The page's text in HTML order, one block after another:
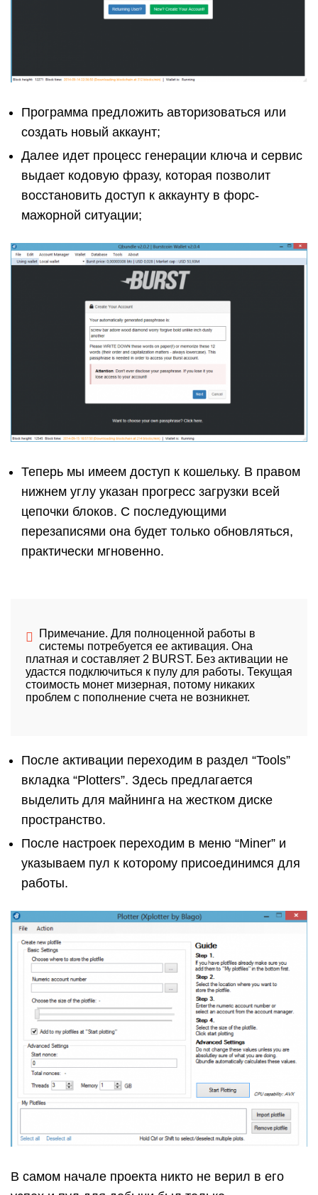
Программа предложить авторизоваться или
создать новый аккаунт;
Далее идет процесс генерации ключа и сервис
выдает кодовую фразу, которая позволит
восстановить доступ к аккаунту в форс-
мажорной ситуации;
Теперь мы имеем доступ к кошельку. В правом
нижнем углу указан прогресс загрузки всей
цепочки блоков. С последующими
перезаписями она будет только обновляться,
практически мгновенно.
Примечание. Для полноценной работы в
системы потребуется ее активация. Она
платная и составляет 2 BURST. Без активации не
удастся подключиться к пулу для работы. Текущая
стоимость монет мизерная, потому никаких
проблем с пополнение счета не возникнет.
После активации переходим в раздел “Tools”
вкладка “Plotters”. Здесь предлагается
выделить для майнинга на жестком диске
пространство.
После настроек переходим в меню “Miner” и
указываем пул к которому присоединимся для
работы.
В самом начале проекта никто не верил в его